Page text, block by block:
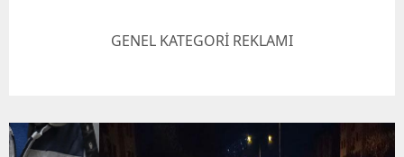
GENEL KATEGORİ REKLAMI